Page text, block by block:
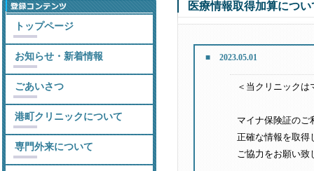
医療情報取得加算につい
2023.05.01
＜当クリニック
マイナ保険証のご
正確な情報を取得
ご協力をお願い致
トップページ
お知らせ・新着情報
ごあいさつ
港町クリニックについて
専門外来について